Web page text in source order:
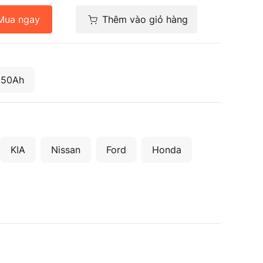
ngay Thêm vào giỏ hàng
KIA Nissan Ford Honda